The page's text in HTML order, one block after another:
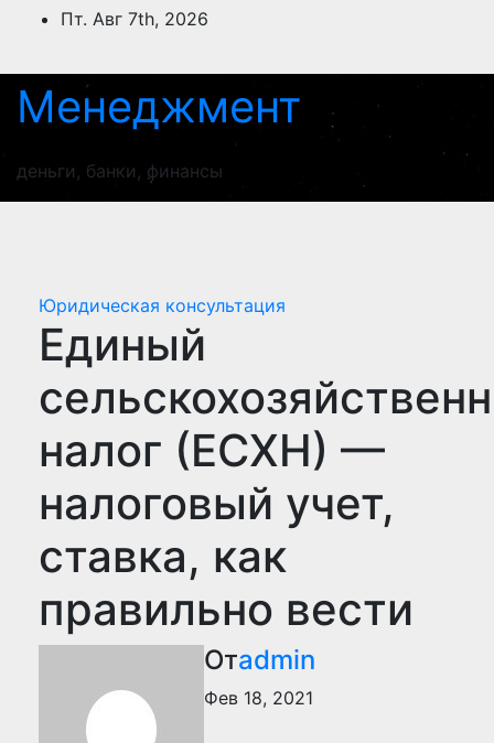
ПерейтиПт. Авг 7th, 2026
Менеджмент
деньги, банки, финансы
Юридическая консультация
Единый
налог (ЕСХН) —
налоговый учет,
ставка, как
правильно вести
Отadmin
Фев 18, 2021